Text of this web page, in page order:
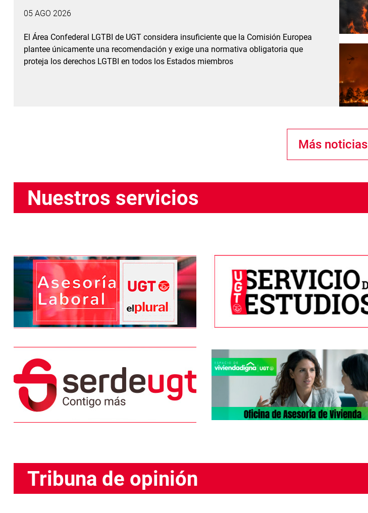
05 AGO 2026
El Área Confederal LGTBI de UGT considera insuficiente que la Comisión Europea
plantee únicamente una recomendación y exige una normativa obligatoria que
proteja los derechos LGTBI en todos los Estados miembros
Más noticias
Nuestros servicios
Tribuna de opinión